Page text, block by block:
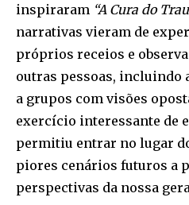
inspiraram “A Cura do
narrativas vieram de
próprios receios e
outras pessoas, incluindo
a grupos com visões
exercício interessante de
permitiu entrar no lugar
piores cenários futuros a
perspectivas da nossa